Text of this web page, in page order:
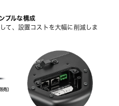
プルな構成
て、設置コストを大幅に削減しま